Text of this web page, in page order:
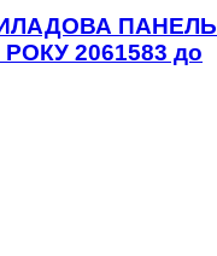
ПАНЕЛЬ
2061583 до